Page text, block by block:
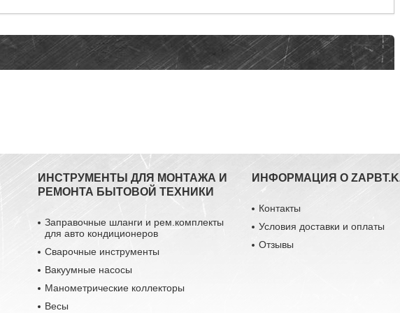
ИНСТРУМЕНТЫ ДЛЯ МОНТАЖА И
РЕМОНТА БЫТОВОЙ ТЕХНИКИ
Заправочные шланги и рем.комплекты
для авто кондиционеров
Сварочные инструменты
Вакуумные насосы
Манометрические коллекторы
Весы
ИНФОРМАЦИЯ О
Контакты
Условия доставки и оплаты
Отзывы